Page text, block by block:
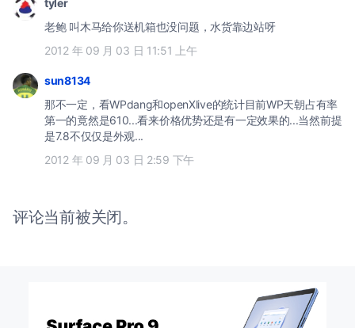
tyler
老鲍 叫木马给你送机箱也没问题，水货靠边站呀
2012 年 09 月 03 日 11:51 上午
sun8134
那不一定，看WPdang和openXlive的统计目前WP天朝占有率
第一的竟然是610...看来价格优势还是有一定效果的...当然前提
是7.8不仅仅是外观...
2012 年 09 月 03 日 2:59 下午
评论当前被关闭。